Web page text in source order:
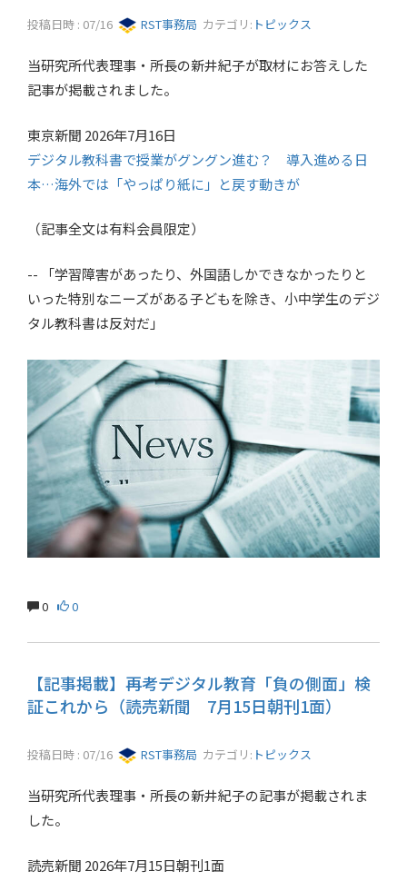
投稿日時 : 07/16 RST事務局 カテゴリ: トピックス
当研究所代表理事・所長の新井紀子が取材にお答えした
記事が掲載されました。
東京新聞 2026年7月16日
デジタル教科書で授業がグングン進む？ 導入進める日
本…海外では「やっぱり紙に」と戻す動きが
（記事全文は有料会員限定）
-- 「学習障害があったり、外国語しかできなかったりと
いった特別なニーズがある子どもを除き、小中学生のデジ
タル教科書は反対だ」
0 0
【記事掲載】再考デジタル教育「負の側面」検
証これから（読売新聞 7月15日朝刊1面）
投稿日時 : 07/16 RST事務局 カテゴリ: トピックス
当研究所代表理事・所長の新井紀子の記事が掲載されま
した。
読売新聞 2026年7月15日朝刊1面